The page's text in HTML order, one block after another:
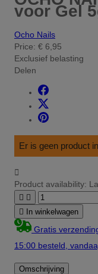
voor Gel
Ocho Nails
Price: € 6,95
Exclusief belasting
Delen
Er is geen product

Product availability:
 
 In winkelwagen
Gratis
15:00 besteld,
Omschrijving